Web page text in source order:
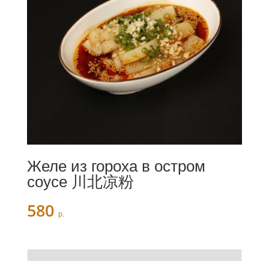
Желе из гороха в остром
соусе 川北凉粉
580 р.